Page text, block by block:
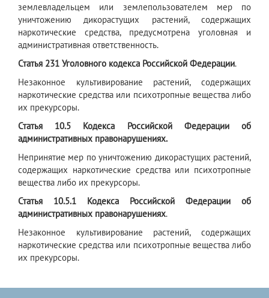
землевладельцем или землепользователем мер по
уничтожению дикорастущих растений, содержащих
наркотические средства, предусмотрена уголовная и
административная ответственность.
Статья 231 Уголовного кодекса Российской Федерации.
Незаконное культивирование растений, содержащих
наркотические средства или психотропные вещества либо
их прекурсоры.
Статья 10.5 Кодекса Российской Федерации об
административных правонарушениях.
Непринятие мер по уничтожению дикорастущих растений,
содержащих наркотические средства или психотропные
вещества либо их прекурсоры.
Статья 10.5.1 Кодекса Российской Федерации об
административных правонарушениях.
Незаконное культивирование растений, содержащих
наркотические средства или психотропные вещества либо
их прекурсоры.